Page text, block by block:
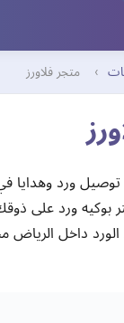
› متجر فلاورز
توصيل ورد وهدايا
بوكيه ورد على
داخل الرياض